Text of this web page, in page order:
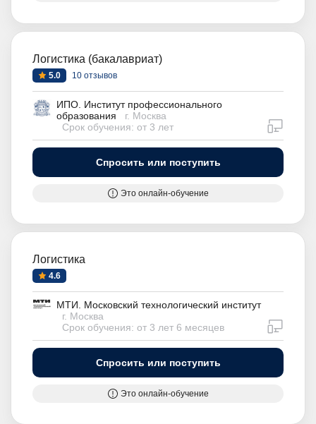
Логистика (бакалавриат)
5.0 10 отзывов
ИПО. Институт профессионального
образования
г. Москва
Срок обучения: от 3 лет
Спросить или поступить
Это онлайн-обучение
Логистика
4.6
МТИ. Московский технологический институт
г. Москва
Срок обучения: от 3 лет 6 месяцев
Спросить или поступить
Это онлайн-обучение